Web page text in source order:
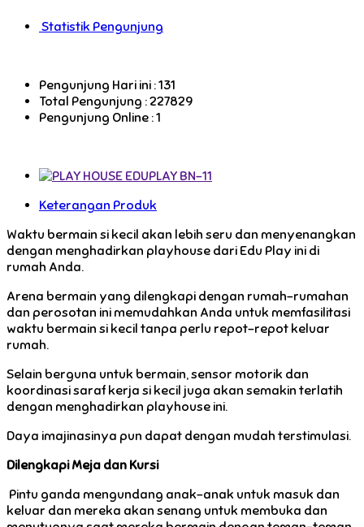
Statistik Pengunjung
Pengunjung Hari ini : 131
Total Pengunjung : 227829
Pengunjung Online : 1
Keterangan Produk
Waktu bermain si kecil akan lebih seru dan menyenangkan
dengan menghadirkan playhouse dari Edu Play ini di
rumah Anda.
Arena bermain yang dilengkapi dengan rumah-rumahan
dan perosotan ini memudahkan Anda untuk memfasilitasi
waktu bermain si kecil tanpa perlu repot-repot keluar
rumah.
Selain berguna untuk bermain, sensor motorik dan
koordinasi saraf kerja si kecil juga akan semakin terlatih
dengan menghadirkan playhouse ini.
Daya imajinasinya pun dapat dengan mudah terstimulasi.
Dilengkapi Meja dan Kursi
Pintu ganda mengundang anak-anak untuk masuk dan
keluar dan mereka akan senang untuk membuka dan